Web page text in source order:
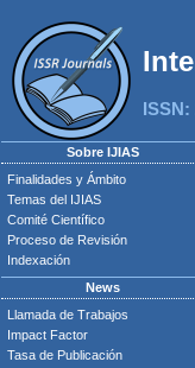
ISSN:
Sobre IJIAS
Finalidades y Ámbito
Temas del IJIAS
Comité Científico
Proceso de Revisión
Indexación
News
Llamada de Trabajos
Impact Factor
Tasa de Publicación